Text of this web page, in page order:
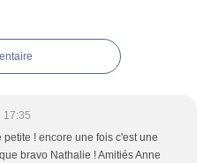
17:35
! encore une fois c'est une
bravo Nathalie ! Amitiés Anne